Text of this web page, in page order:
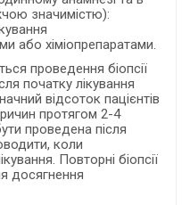
значимістю):
або хіміопрепаратами.
проведення біопсії
початку лікування
відсоток пацієнтів
протягом 2-4
проведена після
коли
Повторні біопсії
досягнення